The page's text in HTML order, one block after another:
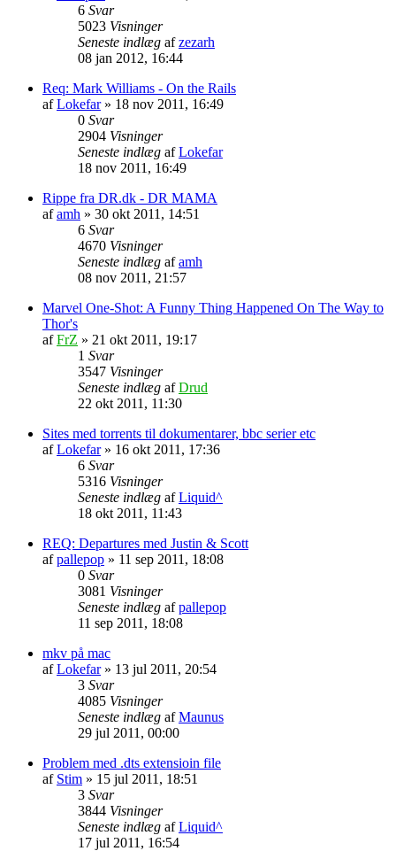
6 Svar
5023 Visninger
Seneste indlæg afzezarh
08 jan 2012, 16:44
Req: Mark Williams - On the Rails
afLokefar» 18 nov 2011, 16:49
0 Svar
2904 Visninger
Seneste indlæg afLokefar
18 nov 2011, 16:49
Rippe fra DR.dk - DR MAMA
afamh » 30 okt 2011, 14:51
6 Svar
4670 Visninger
Seneste indlæg afamh
08 nov 2011, 21:57
Marvel One-Shot: A Funny Thing Happened On The Way to
Thor's
afFrZ » 21 okt 2011, 19:17
1 Svar
3547 Visninger
Seneste indlæg afDrud
22 okt 2011, 11:30
Sites med torrents til dokumentarer, bbc serier etc
afLokefar» 16 okt 2011, 17:36
6 Svar
5316 Visninger
Seneste indlæg afLiquid^
18 okt 2011, 11:43
REQ: Departures med Justin & Scott
afpallepop » 11 sep 2011, 18:08
0 Svar
3081 Visninger
Seneste indlæg afpallepop
11 sep 2011, 18:08
mkv på mac
afLokefar» 13 jul 2011, 20:54
3 Svar
4085 Visninger
Seneste indlæg afMaunus
29 jul 2011, 00:00
Problem med .dts extensioin file
af Stim » 15 jul 2011, 18:51
3 Svar
3844 Visninger
Seneste indlæg afLiquid^
17 jul 2011, 16:54